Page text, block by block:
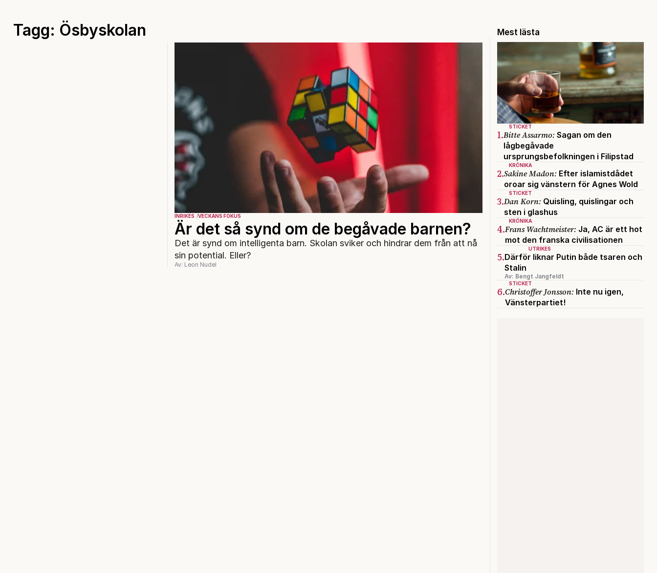
Tagg: Ösbyskolan
INRIKES VECKANS FOKUS
Är det så synd om de begåvade barnen?
Det är synd om intelligenta barn. Skolan sviker och hindrar dem från att nå
sin potential. Eller?
Av: Leon Nudel
Mest lästa
STICKET
1.Bitte Assarmo: Sagan om den
lågbegåvade
ursprungsbefolkningen i Filipstad
KRÖNIKA
2.Sakine Madon: Efter islamistdådet
oroar sig vänstern för Agnes Wold
STICKET
3.Dan Korn: Quisling, quislingar och
sten i glashus
KRÖNIKA
4.Frans Wachtmeister: Ja, AC är ett hot
mot den franska civilisationen
UTRIKES
5.Därför liknar Putin både tsaren och
Stalin
Av: Bengt Jangfeldt
STICKET
6.Christoffer Jonsson: Inte nu igen,
Vänsterpartiet!